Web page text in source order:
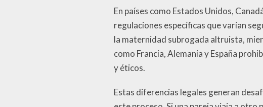
En países como Estados Unidos,
regulaciones específicas que varían
la maternidad subrogada altruista,
como Francia, Alemania y España
y éticos.
Estas diferencias legales generan